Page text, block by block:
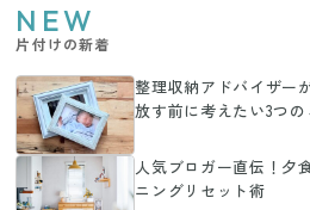
NEW
片付けの新着
整理収納アドバイザー
放す前に考えたい3つの
人気ブロガー直伝！夕
ニングリセット術